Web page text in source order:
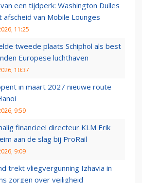
een tijdperk: Washington Dulles
afscheid van Mobile Lounges
11:25
tweede plaats Schiphol als best
Europese luchthaven
10:37
in maart 2027 nieuwe route
9:59
financieel directeur KLM Erik
aan de slag bij ProRail
9:09
trekt vliegvergunning Izhavia in
zorgen over veiligheid